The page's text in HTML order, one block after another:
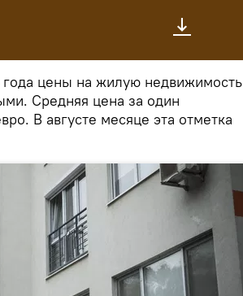
цены на жилую недвижимость
Средняя цена за один
В августе месяце эта отметка